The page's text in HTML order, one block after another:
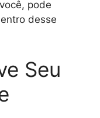
pode
desse
Seu